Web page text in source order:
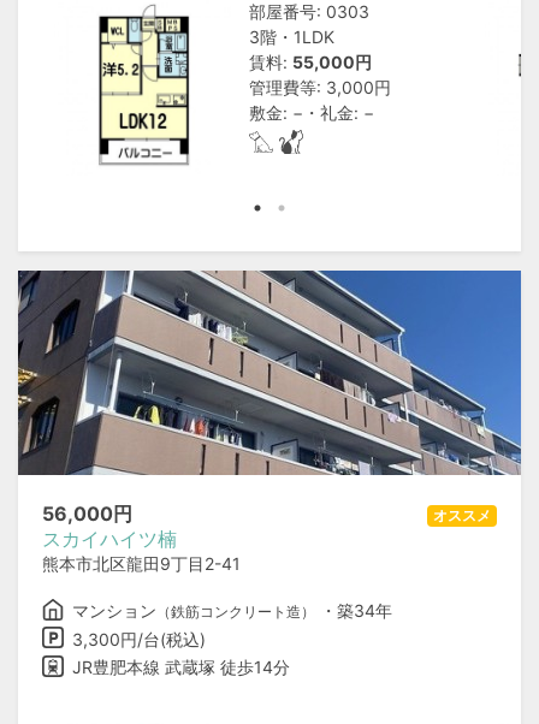
部屋番号: 0303
3階・1LDK
賃料: 55,000円
管理費等: 3,000円
敷金: −・礼金: −
56,000円
スカイハイツ楠
熊本市北区龍田9丁目2-41
オススメ
マンション （鉄筋コンクリート造）
・築34年
3,300円/台(税込)
JR豊肥本線 武蔵塚 徒歩14分